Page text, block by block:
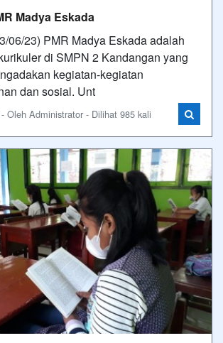
Madya Eskada
06/23) PMR Madya Eskada adalah
di SMPN 2 Kandangan yang
kegiatan-kegiatan
dan sosial. Unt
Oleh Administrator - Dilihat 985 kali